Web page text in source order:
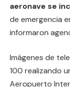
aeronave se
de emergencia
informaron
Imágenes de
100 realizando
Aeropuerto